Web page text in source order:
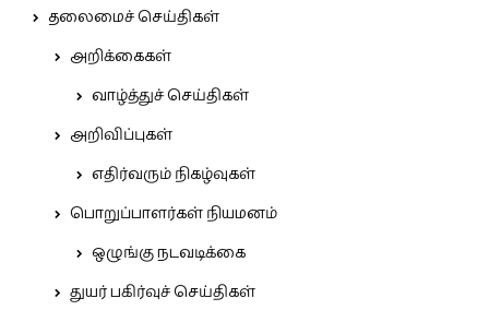
தலைமைச் செய்திகள்
அறிக்கைகள்
வாழ்த்துச் செய்திகள்
அறிவிப்புகள்
எதிர்வரும் நிகழ்வுகள்
பொறுப்பாளர்கள் நியமனம்
ஒழுங்கு நடவடிக்கை
துயர் பகிர்வுச் செய்திகள்